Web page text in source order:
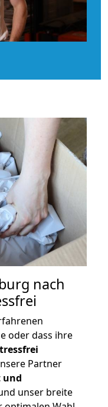
nach
oder dass ihre
Partner
und
unser breite